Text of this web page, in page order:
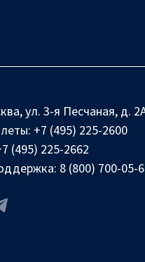
ул. 3-я Песчаная, д.
+7 (495) 225-2600
(495) 225-2662
8 (800) 700-05-